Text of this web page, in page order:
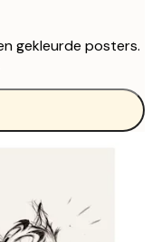
gekleurde posters.